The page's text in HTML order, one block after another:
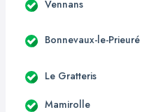
Vennans
Bonnevaux-le-Prieuré
Le Gratteris
Mamirolle